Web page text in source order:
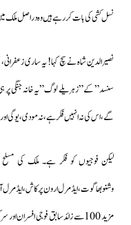
نسل کشی کی بات کررہے ہیں وہ دراصل ملک
نصیرالدین شاہ نے سچ کہا! یہ ساری
سنسد” کے”زہریلے لوگ”یہ خانہ جنگی
گے،اس کی نہ انہیں فکر ہے، نہ مودی، یوگی اور
لیکن فوجیوں کو فکر ہے۔ ملک کی
وشنوبھاگوت،ایڈمرل ارون پرکاش،ایڈمرل
مزید 100 سے زائد سابق فوجی